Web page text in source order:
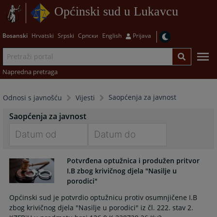
Općinski sud u Lukavcu
Bosanski Hrvatski Srpski Српски English Prijava
Napredna pretraga
Odnosi s javnošću Vijesti Saopćenja za javnost
Saopćenja za javnost
forward
to
interact
with
the
calendar
forward
to
interact
with
the
calendar
Potvrđena optužnica i produžen pritvor
I.B zbog krivičnog djela "Nasilje u
porodici"
Općinski sud je potvrdio optužnicu protiv osumnjičene I.B
zbog krivičnog djela "Nasilje u porodici" iz čl. 222. stav 2.